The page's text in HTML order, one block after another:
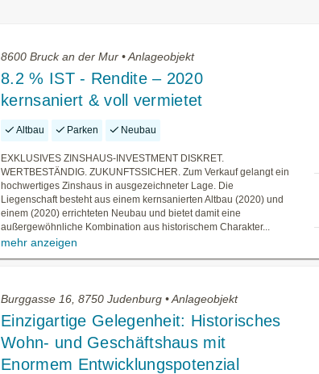
8600 Bruck an der Mur • Anlageobjekt
8.2 % IST - Rendite – 2020
kernsaniert & voll vermietet
Altbau Parken Neubau
EXKLUSIVES ZINSHAUS-INVESTMENT DISKRET.
WERTBESTÄNDIG. ZUKUNFTSSICHER. Zum Verkauf gelangt ein
hochwertiges Zinshaus in ausgezeichneter Lage. Die
Liegenschaft besteht aus einem kernsanierten Altbau (2020) und
einem (2020) errichteten Neubau und bietet damit eine
außergewöhnliche Kombination aus historischem Charakter...
mehr anzeigen
Burggasse 16, 8750 Judenburg • Anlageobjekt
Einzigartige Gelegenheit: Historisches
Wohn- und Geschäftshaus mit
Enormem Entwicklungspotenzial